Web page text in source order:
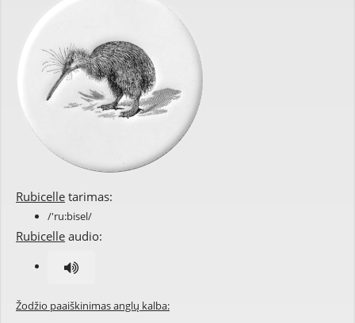
Rubicelle tarimas:
/'ru:bisel/
Rubicelle audio:
Žodžio paaiškinimas anglų kalba: